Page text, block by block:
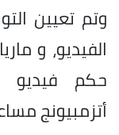
وتم تعيين
الفيديو، و
حكم فيديو
أتزمبيونج